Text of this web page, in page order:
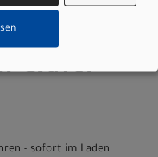
Gravel
- sofort im Laden